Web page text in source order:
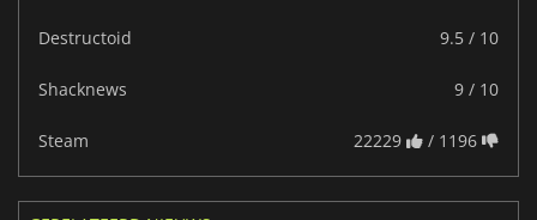
Destructoid 9.5 / 10
Shacknews 9 / 10
Steam 22229 / 1196